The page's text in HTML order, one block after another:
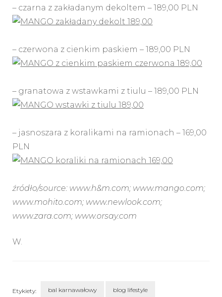
– czarna z zakładanym dekoltem – 189,00 PLN
– czerwona z cienkim paskiem – 189,00 PLN
– granatowa z wstawkami z tiulu – 189,00 PLN
– jasnoszara z koralikami na ramionach – 169,00
PLN
źródło/source: www.h&m.com; www.mango.com;
www.mohito.com; www.newlook.com;
www.zara.com; www.orsay.com
W.
Etykiety: bal karnawałowy blog lifestyle